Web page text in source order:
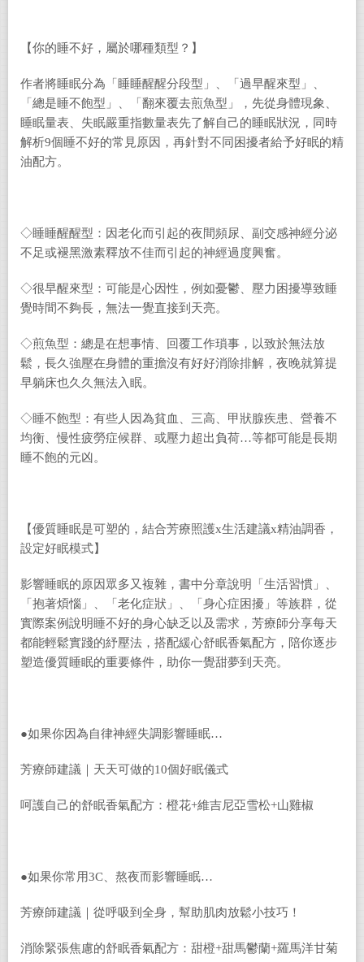
【你的睡不好，屬於哪種類型？】
作者將睡眠分為「睡睡醒醒分段型」、「過早醒來型」、
「總是睡不飽型」、「翻來覆去煎魚型」，先從身體現象、
睡眠量表、失眠嚴重指數量表先了解自己的睡眠狀況，同時
解析9個睡不好的常見原因，再針對不同困擾者給予好眠的精
油配方。
◇睡睡醒醒型：因老化而引起的夜間頻尿、副交感神經分泌
不足或褪黑激素釋放不佳而引起的神經過度興奮。
◇很早醒來型：可能是心因性，例如憂鬱、壓力困擾導致睡
覺時間不夠長，無法一覺直接到天亮。
◇煎魚型：總是在想事情、回覆工作瑣事，以致於無法放
鬆，長久強壓在身體的重擔沒有好好消除排解，夜晚就算提
早躺床也久久無法入眠。
◇睡不飽型：有些人因為貧血、三高、甲狀腺疾患、營養不
均衡、慢性疲勞症候群、或壓力超出負荷…等都可能是長期
睡不飽的元凶。
【優質睡眠是可塑的，結合芳療照護x生活建議x精油調香，
設定好眠模式】
影響睡眠的原因眾多又複雜，書中分章說明「生活習慣」、
「抱著煩惱」、「老化症狀」、「身心症困擾」等族群，從
實際案例說明睡不好的身心缺乏以及需求，芳療師分享每天
都能輕鬆實踐的紓壓法，搭配緩心舒眠香氣配方，陪你逐步
塑造優質睡眠的重要條件，助你一覺甜夢到天亮。
●如果你因為自律神經失調影響睡眠…
芳療師建議｜天天可做的10個好眠儀式
呵護自己的舒眠香氣配方：橙花+維吉尼亞雪松+山雞椒
●如果你常用3C、熬夜而影響睡眠…
芳療師建議｜從呼吸到全身，幫助肌肉放鬆小技巧！
消除緊張焦慮的舒眠香氣配方：甜橙+甜馬鬱蘭+羅馬洋甘菊